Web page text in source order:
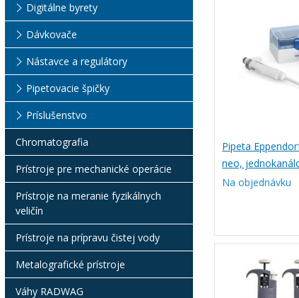
Pipeta
neo,
nastaviteľným
Na objednávku
Digitálne byrety
Dávkovače
Nástavce a regulátory
Pipetovacie špičky
Príslušenstvo
Chromatografia
Prístroje pre mechanické operácie
Prístroje na meranie fyzikálnych
veličín
Prístroje na prípravu čistej vody
Metalografické prístroje
Váhy RADWAG